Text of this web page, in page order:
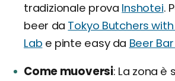
tradizionale prova Inshotei.
beer da Tokyo Butchers with
Lab e pinte easy da Beer
Come muoversi La zona è